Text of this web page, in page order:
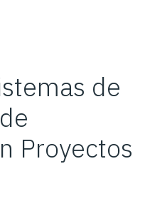
de
Proyectos